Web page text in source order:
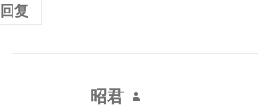
回复
昭君
说